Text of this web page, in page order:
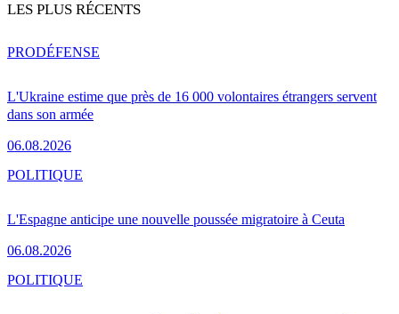
LES PLUS RÉCENTS
L'Ukraine estime que près de 16 000 volontaires étrangers servent
dans son armée
06.08.2026
PRODÉFENSE
L'Espagne anticipe une nouvelle poussée migratoire à Ceuta
06.08.2026
POLITIQUE
POLITIQUE